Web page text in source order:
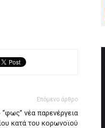
Επόμενο άρθρο
νέα παρενέργεια
κατά του κορωνοϊού